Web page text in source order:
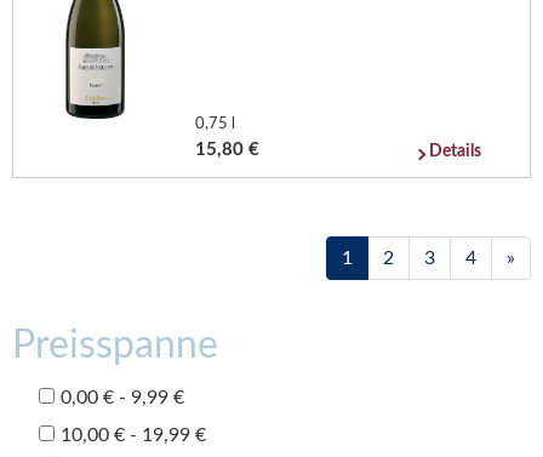
0,75 l
15,80 € Details
1 2 3 4 »
Preisspanne
0,00 € - 9,99 €
10,00 € - 19,99 €